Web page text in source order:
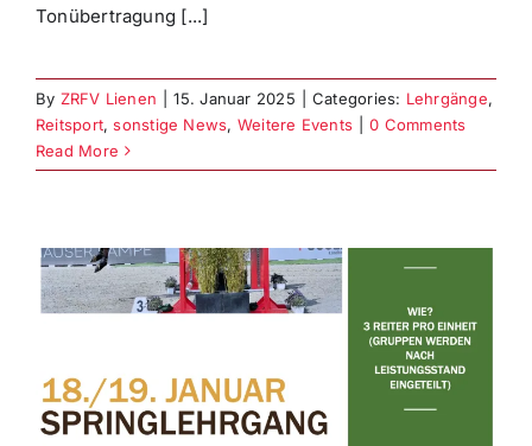
Tonübertragung [...]
By ZRFV Lienen 15. Januar 2025 Categories: Lehrgänge,
Reitsport,sonstige News, Weitere Events
0 Comments
Read More